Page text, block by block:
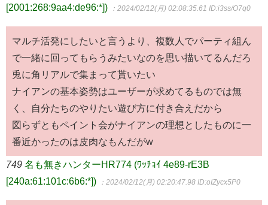
[2001:268:9aa4:de96:*])
：2024/02/12(月) 02:08:35.61 ID:i3ss/O7q0
マルチ活発にしたいと言うより、複数人でパーティ組ん
で一緒に回ってもらうみたいなのを思い描いてるんだろ
兎に角リアルで集まって貰いたい
ナイアンの基本姿勢はユーザーが求めてるものでは無
く、自分たちのやりたい遊び方に付き合えだから
図らずともペイント会がナイアンの理想としたものに一
番近かったのは皮肉なもんだがw
749 名も無きハンターHR774 (ﾜｯﾁｮｲ 4e89-rE3B
[240a:61:101c:6b6:*])
：2024/02/12(月) 02:20:47.98 ID:oIZycx5P0